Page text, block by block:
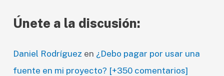
Únete a la discusión:
Daniel Rodríguez en ¿Debo pagar por usar una
fuente en mi proyecto? [+350 comentarios]